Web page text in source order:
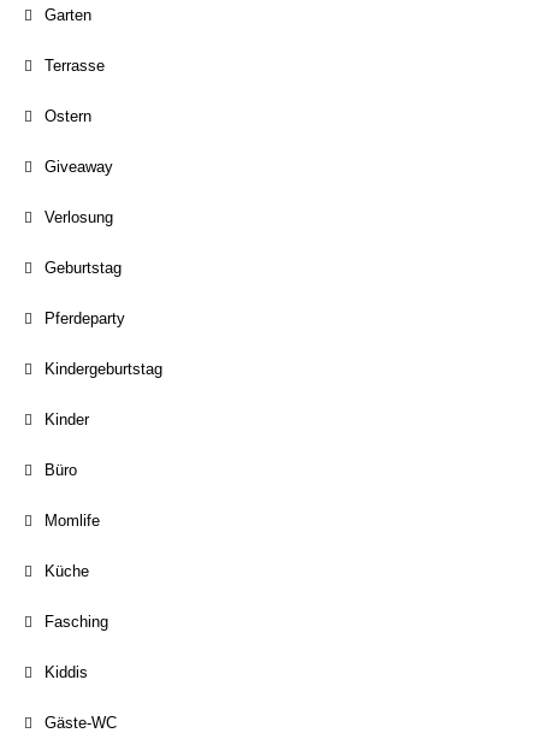
Garten
Terrasse
Ostern
Giveaway
Verlosung
Geburtstag
Pferdeparty
Kindergeburtstag
Kinder
Büro
Momlife
Küche
Fasching
Kiddis
Gäste-WC